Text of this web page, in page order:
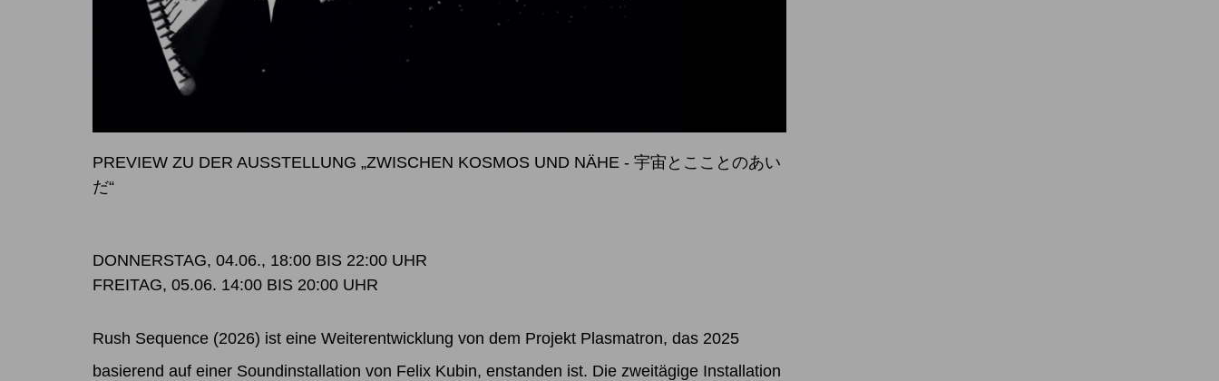
PREVIEW ZU DER AUSSTELLUNG „ZWISCHEN KOSMOS UND NÄHE - 宇宙とこことのあい
だ“
DONNERSTAG, 04.06., 18:00 BIS 22:00 UHR
FREITAG, 05.06. 14:00 BIS 20:00 UHR
Rush Sequence (2026) ist eine Weiterentwicklung von dem Projekt Plasmatron, das 2025
basierend auf einer Soundinstallation von Felix Kubin, enstanden ist. Die zweitägige Installation